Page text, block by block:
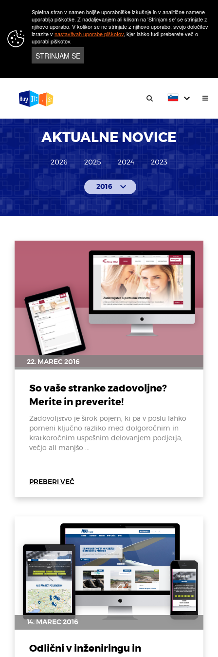
Spletna stran v namen boljše uporabniške izkušnje in v analitične namene
uporablja piškotke. Z nadaljevanjem ali klikom na 'Strinjam se' se strinjate z
njihovo uporabo. V kolikor se ne strinjate z njihovo uporabo, svojo določitev
izrazite vnastavitvah uporabe piškotov, kjer lahko tudi preberete več o
uporabi piškotov.
STRINJAM SE
keyboard_arrow_down
AKTUALNE NOVICE
2026 2025 2024 2023
2016 keyboard_arrow_down
22. MAREC 2016
So vaše stranke zadovoljne?
Merite in preverite!
Zadovoljstvo je širok pojem, ki pa v poslu lahko
pomeni ključno razliko med dolgoročnim in
kratkoročnim uspešnim delovanjem podjetja,
večjo ali manjšo ...
PREBERI VEČ
14. MAREC 2016
Odlični v inženiringu in